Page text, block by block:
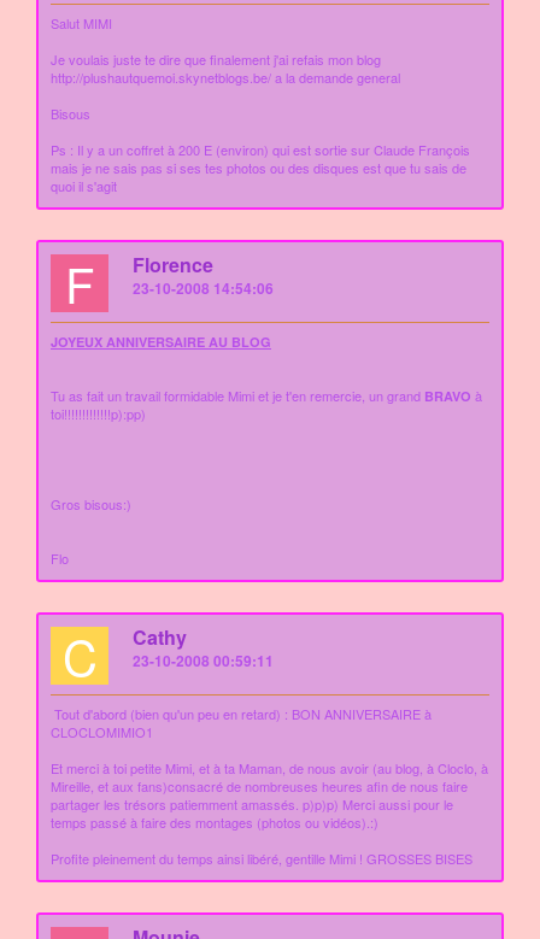
Salut MIMI
Je voulais juste te dire que finalement j'ai refais mon blog
http://plushautquemoi.skynetblogs.be/ a la demande general
Bisous
Ps : Il y a un coffret à 200 E (environ) qui est sortie sur Claude François
mais je ne sais pas si ses tes photos ou des disques est que tu sais de
quoi il s'agit
F Florence
23-10-2008 14:54:06
JOYEUX ANNIVERSAIRE AU BLOG
Tu as fait un travail formidable Mimi et je t'en remercie, un grand BRAVO à
toi!!!!!!!!!!!!!p):pp)
Gros bisous:)
Flo
C Cathy
23-10-2008 00:59:11
Tout d'abord (bien qu'un peu en retard) : BON ANNIVERSAIRE à
CLOCLOMIMIO1
Et merci à toi petite Mimi, et à ta Maman, de nous avoir (au blog, à Cloclo, à
Mireille, et aux fans)consacré de nombreuses heures afin de nous faire
partager les trésors patiemment amassés. p)p)p) Merci aussi pour le
temps passé à faire des montages (photos ou vidéos).:)
Profite pleinement du temps ainsi libéré, gentille Mimi ! GROSSES BISES